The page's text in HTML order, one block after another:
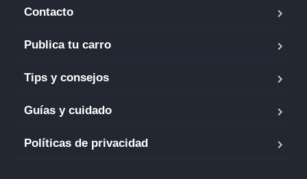
Contacto
Publica tu carro
Tips y consejos
Guías y cuidado
Políticas de privacidad